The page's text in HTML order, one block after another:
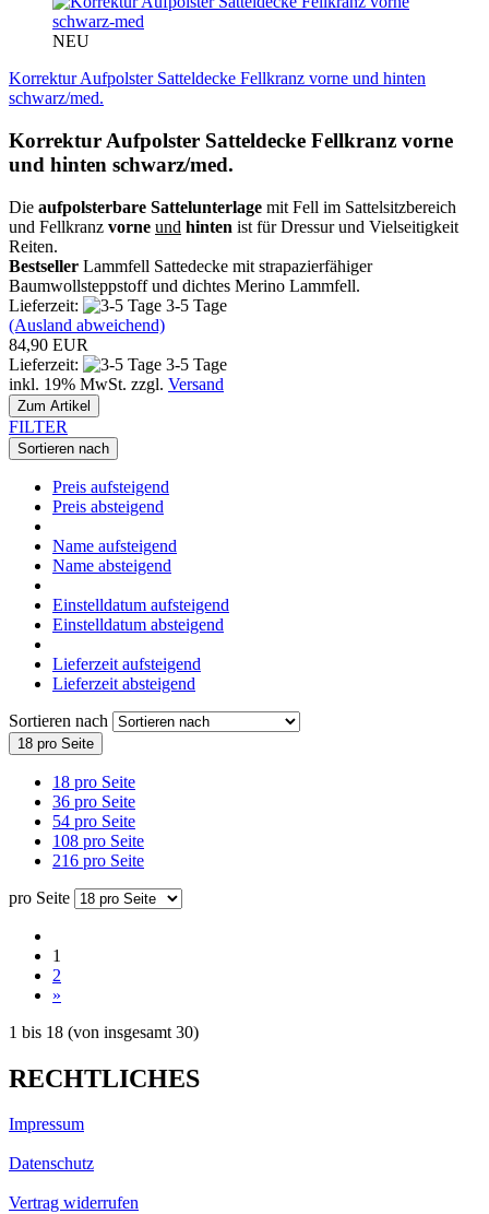
NEU
Korrektur Aufpolster Satteldecke Fellkranz vorne und hinten
schwarz/med.
Korrektur Aufpolster Satteldecke Fellkranz vorne
und hinten schwarz/med.
Die aufpolsterbare Sattelunterlage mit Fell im Sattelsitzbereich
und Fellkranz vorne und hinten ist für Dressur und Vielseitigkeit
Reiten.
Bestseller Lammfell Sattedecke mit strapazierfähiger
Baumwollsteppstoff und dichtes Merino Lammfell.
Lieferzeit:
3-5 Tage
(Ausland abweichend)
84,90 EUR
Lieferzeit:
3-5 Tage
inkl. 19% MwSt. zzgl. Versand
Zum Artikel
FILTER
Sortieren nach
Preis aufsteigend
Preis absteigend
Name aufsteigend
Name absteigend
Einstelldatum aufsteigend
Einstelldatum absteigend
Lieferzeit aufsteigend
Lieferzeit absteigend
Sortieren nach
18 pro Seite
18 pro Seite
36 pro Seite
54 pro Seite
108 pro Seite
216 pro Seite
pro Seite
1
2
»
1 bis 18 (von insgesamt 30)
RECHTLICHES
Impressum
Datenschutz
Vertrag widerrufen